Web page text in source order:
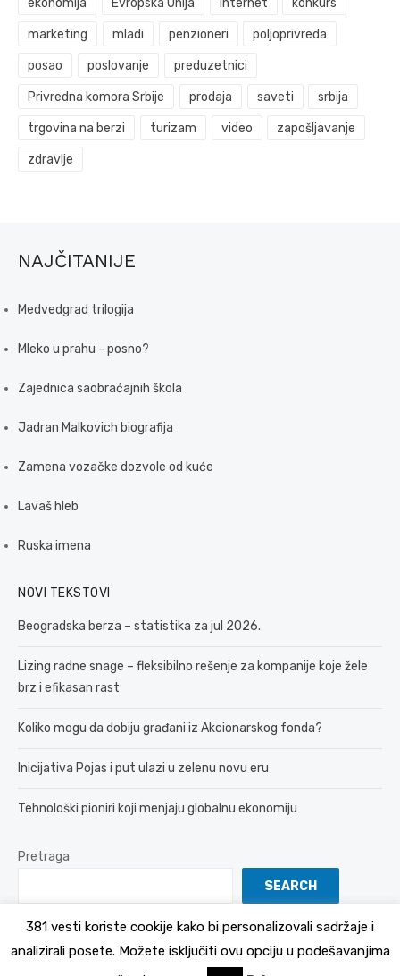
ekonomija Evropska Unija internet konkurs
marketing mladi penzioneri poljoprivreda
posao poslovanje preduzetnici
Privredna komora Srbije prodaja saveti srbija
trgovina na berzi turizam video zapošljavanje
zdravlje
NAJČITANIJE
Medvedgrad trilogija
Mleko u prahu - posno?
Zajednica saobraćajnih škola
Jadran Malkovich biografija
Zamena vozačke dozvole od kuće
Lavaš hleb
Ruska imena
NOVI TEKSTOVI
Beogradska berza – statistika za jul 2026.
Lizing radne snage – fleksibilno rešenje za kompanije koje žele
brz i efikasan rast
Koliko mogu da dobiju građani iz Akcionarskog fonda?
Inicijativa Pojas i put ulazi u zelenu novu eru
Tehnološki pioniri koji menjaju globalnu ekonomiju
Pretraga
SEARCH
Politika Privatnosti
381 vesti koriste cookije kako bi personalizovali sadržaje i
analizirali posete. Možete isključiti ovu opciju u podešavanjima